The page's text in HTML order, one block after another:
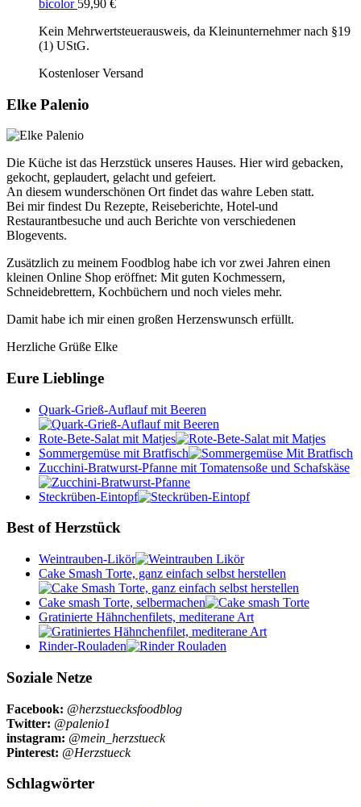
bicolor 59,90 €
Kein Mehrwertsteuerausweis, da Kleinunternehmer nach §19
(1) UStG.
Kostenloser Versand
Elke Palenio
Die Küche ist das Herzstück unseres Hauses. Hier wird gebacken,
gekocht, geplaudert, gelacht und gefeiert.
An diesem wunderschönen Ort findet das wahre Leben statt.
Bei mir findest Du Rezepte, Reiseberichte, Hotel-und
Restaurantbesuche und auch Berichte von verschiedenen
Blogevents.
Zusätzlich zu meinem Foodblog habe ich vor zwei Jahren einen
kleinen Online Shop eröffnet: Mit guten Kochmessern,
Schneidebrettern, Kochbüchern und noch vieles mehr.
Damit habe ich mir einen großen Herzenswunsch erfüllt.
Herzliche Grüße Elke
Eure Lieblinge
Quark-Grieß-Auflauf mit Beeren
Rote-Bete-Salat mit Matjes
Sommergemüse mit Bratfisch
Zucchini-Bratwurst-Pfanne mit Tomatensoße und Schafskäse
Steckrüben-Eintopf
Best of Herzstück
Weintrauben-Likör
Cake Smash Torte, ganz einfach selbst herstellen
Cake smash Torte, selbermachen
Gratinierte Hähnchenfilets, mediterane Art
Rinder-Rouladen
Soziale Netze
Facebook: @herzstuecksfoodblog
Twitter: @palenio1
instagram: @mein_herzstueck
Pinterest: @Herzstueck
Schlagwörter